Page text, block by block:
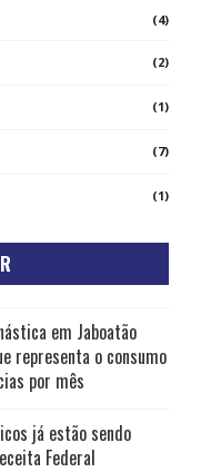
(4)
(2)
(1)
(7)
(1)
em Jaboatão
representa o consumo
por mês
já estão sendo
Federal